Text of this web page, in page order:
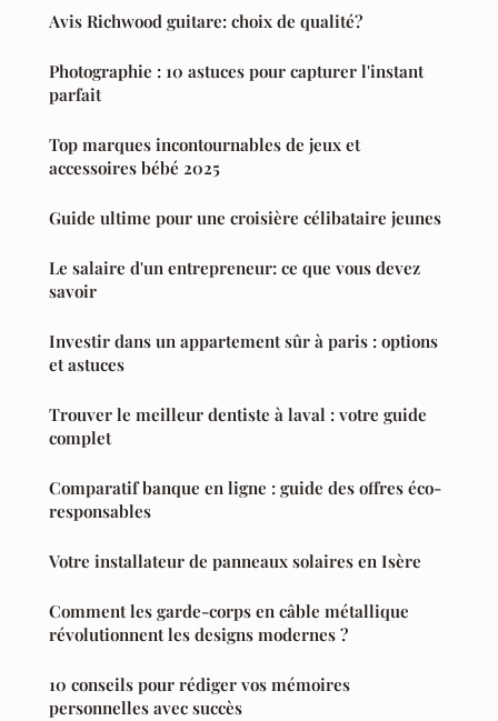
Avis Richwood guitare: choix de qualité?
Photographie : 10 astuces pour capturer l'instant
parfait
Top marques incontournables de jeux et
accessoires bébé 2025
Guide ultime pour une croisière célibataire jeunes
Le salaire d'un entrepreneur: ce que vous devez
savoir
Investir dans un appartement sûr à paris : options
et astuces
Trouver le meilleur dentiste à laval : votre guide
complet
Comparatif banque en ligne : guide des offres éco-
responsables
Votre installateur de panneaux solaires en Isère
Comment les garde-corps en câble métallique
révolutionnent les designs modernes ?
10 conseils pour rédiger vos mémoires
personnelles avec succès